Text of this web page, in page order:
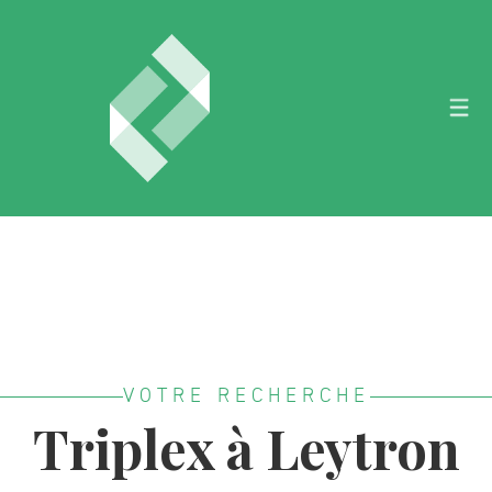
VOTRE RECHERCHE
Triplex à Leytron